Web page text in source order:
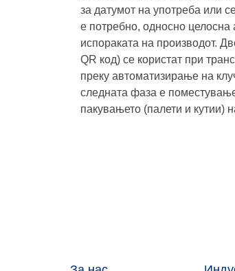
за датумот на употреба или
е потребно, односно целосна
испораката на производот.
QR код) се користат при
преку автоматизирање на
следната фаза е
пакувањето (палети и кутии)